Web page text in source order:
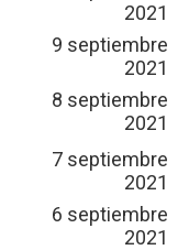
2021
9 septiembre
2021
8 septiembre
2021
7 septiembre
2021
6 septiembre
2021